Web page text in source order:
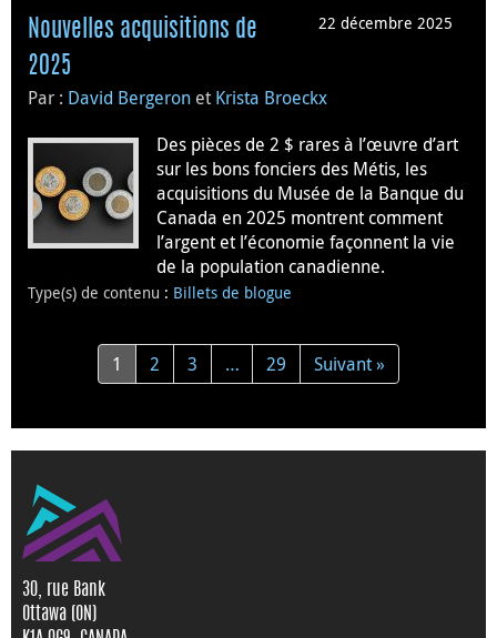
22 décembre 2025
Nouvelles acquisitions de
2025
Par : David Bergeron et Krista Broeckx
Des pièces de 2 $ rares à l’œuvre d’art
sur les bons fonciers des Métis, les
acquisitions du Musée de la Banque du
Canada en 2025 montrent comment
l’argent et l’économie façonnent la vie
de la population canadienne.
Type(s) de contenu : Billets de blogue
1 2 3 … 29 Suivant »
30, rue Bank
Ottawa (ON)